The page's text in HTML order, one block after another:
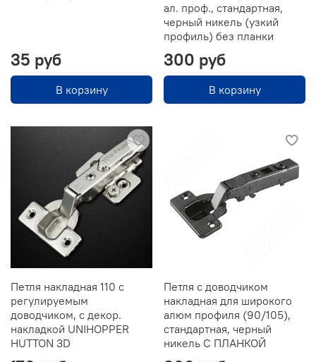
35 руб
В корзину
ал. проф., стандартная,
черный никель (узкий
профиль) без планки
300 руб
В корзину
Петля накладная 110 с
регулируемым
доводчиком, с декор.
накладкой UNIHOPPER
HUTTON 3D
Петля с доводчиком
накладная для широкого
алюм профиля (90/105),
стандартная, черный
никель С ПЛАНКОЙ